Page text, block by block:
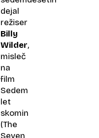
dejal
režiser
Billy
Wilder,
misleč
na
film
Sedem
let
skomin
(The
Seven